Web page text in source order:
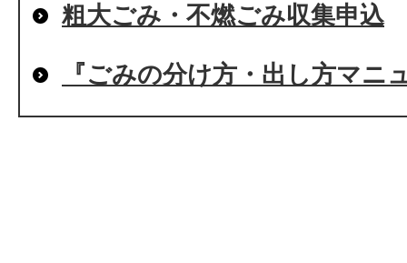
粗大ごみ・不燃ごみ収集申込
『ごみの分け方・出し方マニ